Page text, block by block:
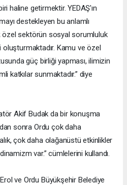
haline getirmektir. YEDAŞ'ın
destekleyen bu anlamlı
özel sektörün sosyal sorumluluk
oluşturmaktadır. Kamu ve özel
güç birliği yapması, ilimizin
katkılar sunmaktadır.” diye
Akif Budak da bir konuşma
sonra Ordu çok daha
çok daha olağanüstü etkinlikler
var.” cümlelerini kullandı.
ve Ordu Büyükşehir Belediye